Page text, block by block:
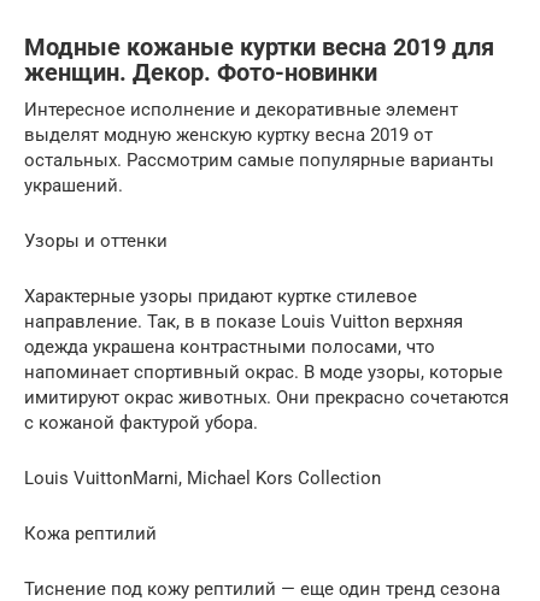
Модные кожаные куртки весна 2019 для
женщин. Декор. Фото-новинки
Интересное исполнение и декоративные элемент
выделят модную женскую куртку весна 2019 от
остальных. Рассмотрим самые популярные варианты
украшений.
Узоры и оттенки
Характерные узоры придают куртке стилевое
направление. Так, в в показе Louis Vuitton верхняя
одежда украшена контрастными полосами, что
напоминает спортивный окрас. В моде узоры, которые
имитируют окрас животных. Они прекрасно сочетаются
с кожаной фактурой убора.
Louis VuittonMarni, Michael Kors Collection
Кожа рептилий
Тиснение под кожу рептилий — еще один тренд сезона